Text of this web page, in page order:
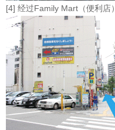
[4] 经过Family Mart（便利店）